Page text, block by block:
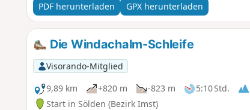
PDF herunterladen GPX herunterladen
Die Windachalm-Schleife
Visorando-Mitglied
9,89 km
+820 m -823 m 5:10 Std.
Start in Sölden (Bezirk Imst)